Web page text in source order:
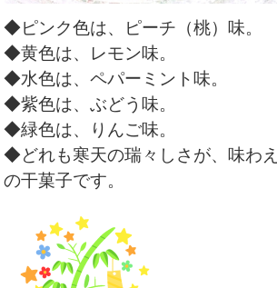
◆ピンク色は、ピーチ（桃）味。
◆黄色は、レモン味。
◆水色は、ペパーミント味。
◆紫色は、ぶどう味。
◆緑色は、りんご味。
◆どれも寒天の瑞々しさが、味わ
の干菓子です。